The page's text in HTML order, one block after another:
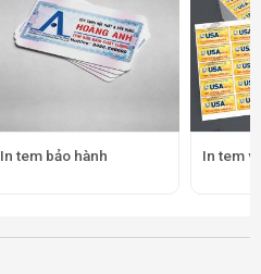
In tem bảo hành In tem